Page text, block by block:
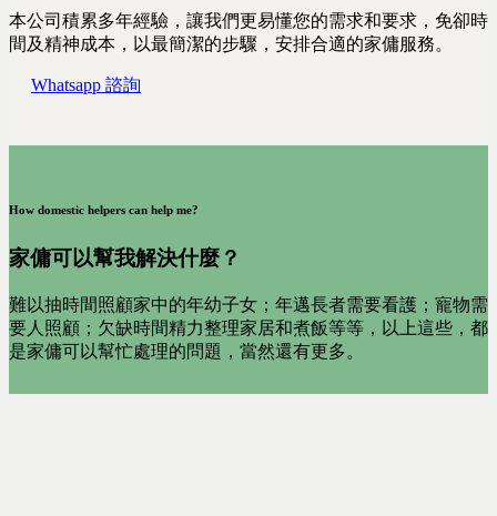
本公司積累多年經驗，讓我們更易懂您的需求和要求，免卻時
間及精神成本，以最簡潔的步驟，安排合適的家傭服務。
Whatsapp 諮詢
How domestic helpers can help me?
家傭可以幫我解決什麼？
難以抽時間照顧家中的年幼子女；年邁長者需要看護；寵物需
要人照顧；欠缺時間精力整理家居和煮飯等等，以上這些，都
是家傭可以幫忙處理的問題，當然還有更多。